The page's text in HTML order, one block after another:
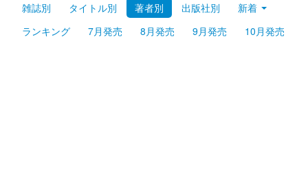
Myシェルフ
プレミアム
雑誌別 タイトル別 著者別 出版社別
新着
ランキング
7月発売 8月発売 9月発売 10月発売